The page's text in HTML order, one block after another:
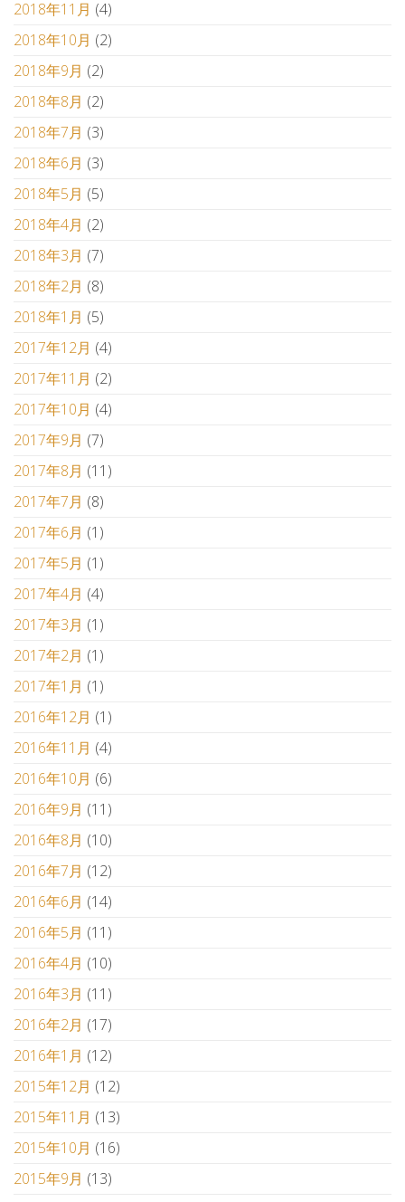
2018年11月 (4)
2018年10月 (2)
2018年9月 (2)
2018年8月 (2)
2018年7月 (3)
2018年6月 (3)
2018年5月 (5)
2018年4月 (2)
2018年3月 (7)
2018年2月 (8)
2018年1月 (5)
2017年12月 (4)
2017年11月 (2)
2017年10月 (4)
2017年9月 (7)
2017年8月 (11)
2017年7月 (8)
2017年6月 (1)
2017年5月 (1)
2017年4月 (4)
2017年3月 (1)
2017年2月 (1)
2017年1月 (1)
2016年12月 (1)
2016年11月 (4)
2016年10月 (6)
2016年9月 (11)
2016年8月 (10)
2016年7月 (12)
2016年6月 (14)
2016年5月 (11)
2016年4月 (10)
2016年3月 (11)
2016年2月 (17)
2016年1月 (12)
2015年12月 (12)
2015年11月 (13)
2015年10月 (16)
2015年9月 (13)